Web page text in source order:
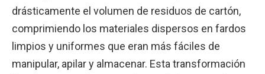
drásticamente el volumen de residuos de cartón,
comprimiendo los materiales dispersos en fardos
limpios y uniformes que eran más fáciles de
manipular, apilar y almacenar. Esta transformación